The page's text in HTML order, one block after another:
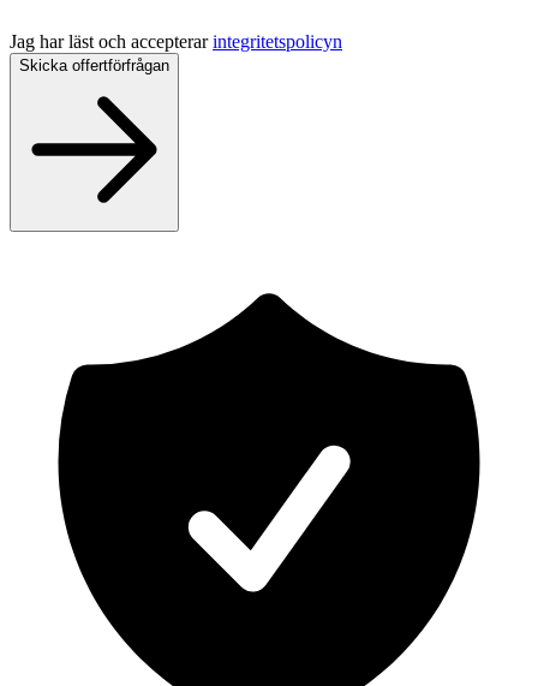
Jag har läst och accepterar integritetspolicyn
Skicka offertförfrågan